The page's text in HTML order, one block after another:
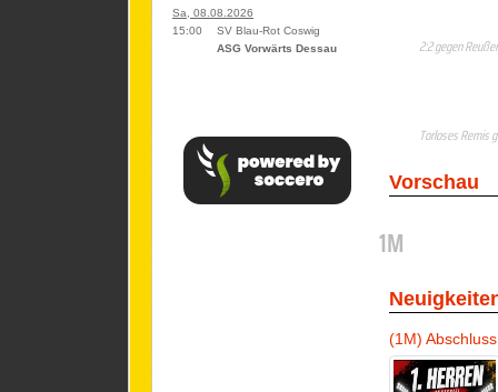
Sa, 08.08.2026
15:00
SV Blau-Rot Coswig
ASG Vorwärts Dessau
2:2 gegen
Torloses Remis
Vorschau
1M
(1M)